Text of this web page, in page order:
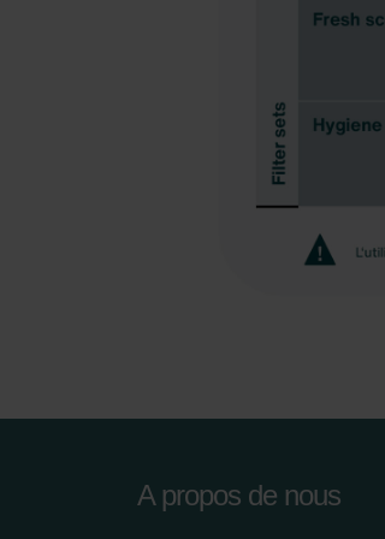
Zehnder
Zehnder
Zehnder
Zehnder
Zehnder
A propos de nous